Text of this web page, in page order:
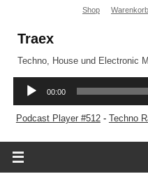
Shop Warenkorb
Traex
Techno, House und Electronic
Podcast Player #512- Techno